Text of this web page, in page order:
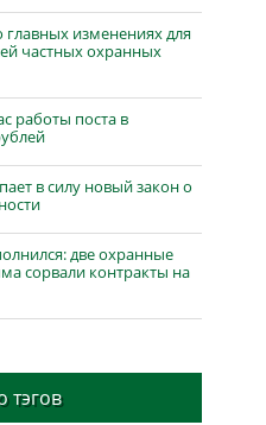
изменениях для
частных охранных
работы поста в
в силу новый закон о
две охранные
сорвали контракты на
тэгов